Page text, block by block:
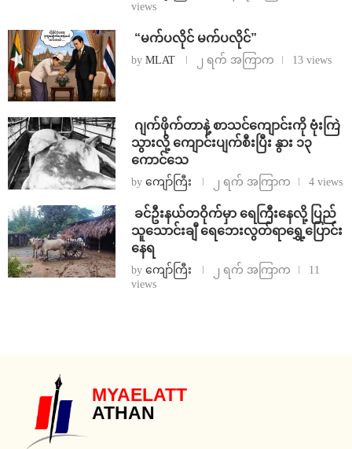
views
⁨ ⁨“မက်ပလိုင် မက်ပလိုင်”
by MLAT ၂ ရက် အကြာက 13 views
⁨⁩ ⁨ဂျက်ဖိုက်တာနဲ့ စာသင်ကျောင်းကို ဗုံးကြဲ
သွားလို့ ကျောင်းပျက်စီးပြီး နွား ၁၃
ကောင်သေ
by ကျော်ကြီး ၂ ရက် အကြာက 4 views
⁩ ⁨ခင်ဦးနယ်တဝိုက်မှာ ရေကြီးနေလို့ ပြည်
သူသောင်းချီ ရေဘေးလွတ်ရာရွှေ့ပြောင်း
နေရ
by ကျော်ကြီး ၂ ရက် အကြာက
11
views
MYAELATT
ATHAN